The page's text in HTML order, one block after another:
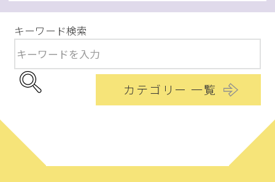
キーワード検索
カテゴリー 一覧